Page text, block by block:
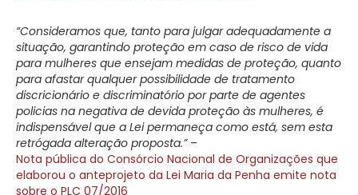
“Consideramos que, tanto para julgar adequadamente a
situação, garantindo proteção em caso de risco de vida
para mulheres que ensejam medidas de proteção, quanto
para afastar qualquer possibilidade de tratamento
discricionário e discriminatório por parte de agentes
policias na negativa de devida proteção às mulheres, é
indispensável que a Lei permaneça como está, sem esta
retrógada alteração proposta.” –
Nota pública do Consórcio Nacional de Organizações que
elaborou o anteprojeto da Lei Maria da Penha emite nota
sobre o PLC 07/2016